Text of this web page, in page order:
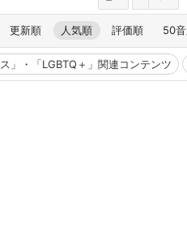
更新順 人気順 評価順 50
」・「LGBTQ＋」関連コンテンツ